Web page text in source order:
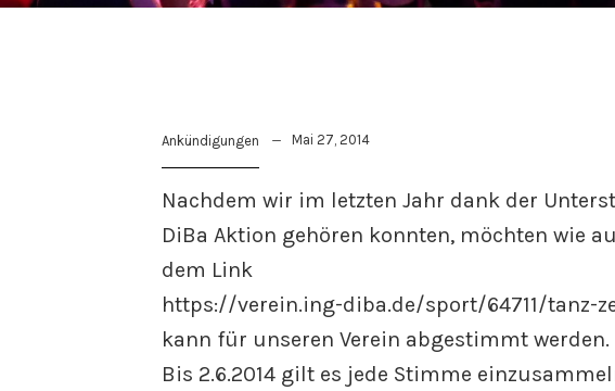
Ankündigungen Mai 27, 2014
Nachdem wir im letzten Jahr dank der
DiBa Aktion gehören konnten, möchten wie
dem Link
https://verein.ing-diba.de/sport/64711/tanz-
kann für unseren Verein abgestimmt
Bis 2.6.2014 gilt es jede Stimme